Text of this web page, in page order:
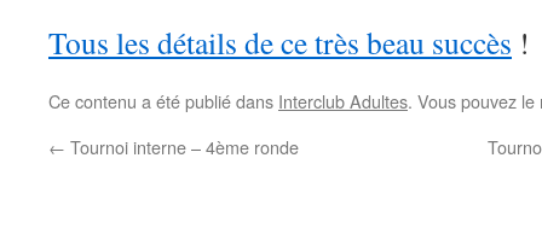
Tous les détails de ce très beau succès !
Ce contenu a été publié dans Interclub Adultes. Vous pouvez
← Tournoi interne – 4ème ronde